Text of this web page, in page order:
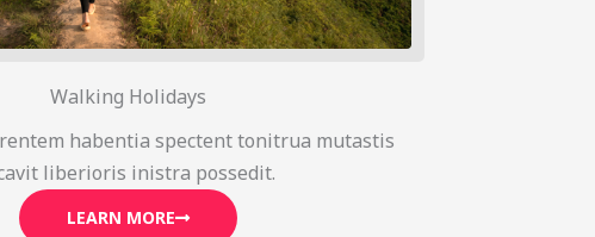
Walking Holidays
habentia spectent tonitrua mutastis
liberioris inistra possedit.
LEARN MORE